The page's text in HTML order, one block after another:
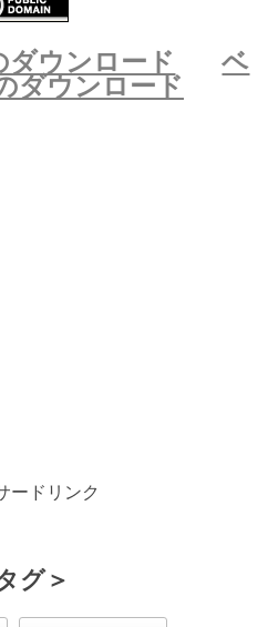
ウンロード
ベ
ダウンロード
ードリンク
グ＞